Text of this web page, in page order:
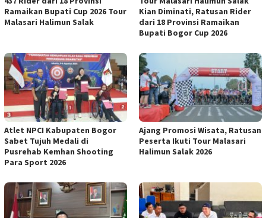
Ramaikan Bupati Cup 2026 Tour
Malasari Halimun Salak
Kian Diminati, Ratusan Rider
dari 18 Provinsi Ramaikan
Bupati Bogor Cup 2026
Atlet NPCI Kabupaten Bogor
Sabet Tujuh Medali di
Pusrehab Kemhan Shooting
Para Sport 2026
Ajang Promosi Wisata, Ratusan
Peserta Ikuti Tour Malasari
Halimun Salak 2026